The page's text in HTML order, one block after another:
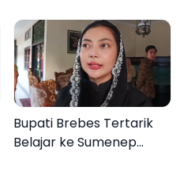
Desa Dapenda
Bupati Brebes Tertarik
Belajar ke Sumenep